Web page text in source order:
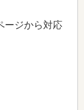
ージから対応